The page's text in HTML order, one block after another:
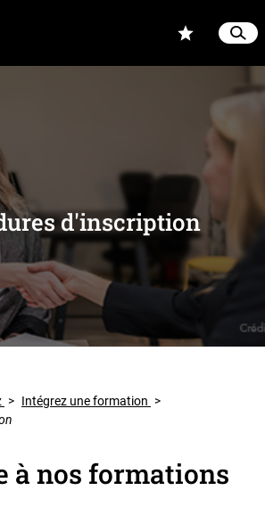
d'inscription
> Intégrez une formation >
à nos formations